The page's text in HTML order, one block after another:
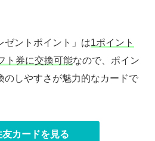
ゼントポイント」は1ポイント
ト券に交換可能なので、ポイン
のしやすさが魅力的なカードで
友カードを見る